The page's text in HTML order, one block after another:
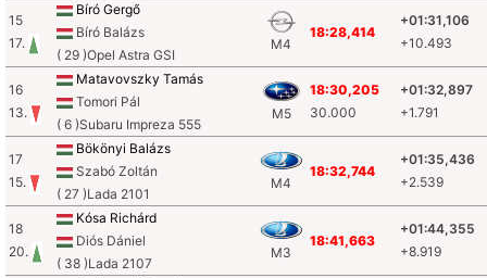
15
17.
Bíró Gergő
Bíró Balázs
( 29 )Opel Astra GSI
M4
18:28,414
+01:31,106
+10.493
16
13.
Matavovszky Tamás
Tomori Pál
( 6 )Subaru Impreza 555
M5
18:30,205
30.000
+01:32,897
+1.791
17
15.
Bökönyi Balázs
Szabó Zoltán
( 27 )Lada 2101
M4
18:32,744
+01:35,436
+2.539
18
20.
Kósa Richárd
Diós Dániel
( 38 )Lada 2107
M3
18:41,663
+01:44,355
+8.919